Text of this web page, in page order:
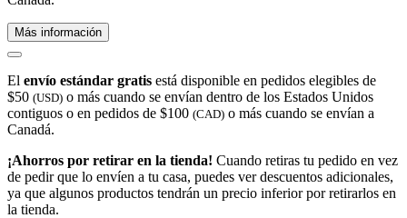
Más información
El envío estándar gratis está disponible en pedidos elegibles de
$50 (USD) o más cuando se envían dentro de los Estados Unidos
contiguos o en pedidos de $100 (CAD) o más cuando se envían a
Canadá.
¡Ahorros por retirar en la tienda! Cuando retiras tu pedido en vez
de pedir que lo envíen a tu casa, puedes ver descuentos adicionales,
ya que algunos productos tendrán un precio inferior por retirarlos en
la tienda.